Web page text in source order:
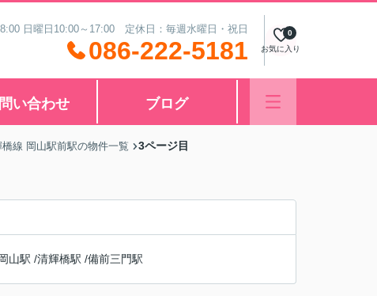
日曜日10:00～17:00 定休日：毎週水曜日・祝日
086-222-5181 お気に入り
0
い合わせ ブログ
線 岡山駅前駅の物件一覧 3ページ目
山駅 /清輝橋駅 /備前三門駅